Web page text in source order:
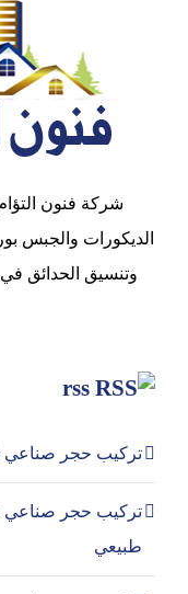
شركة فنون
الديكورات والجبس
وتنسيق الحدائق
rss
تركيب حجر صناعي في دبي
طبيعي